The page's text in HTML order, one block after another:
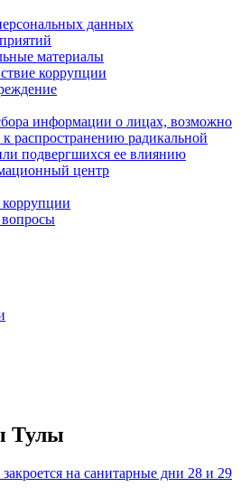
данных
материалы
коррупции
информации о лицах, возможно
распространению радикальной
подвергшихся ее влиянию
центр
вопросы
Тулы